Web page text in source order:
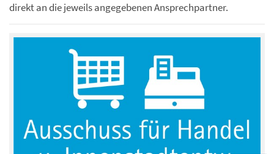
direkt an die jeweils angegebenen Ansprechpartner.